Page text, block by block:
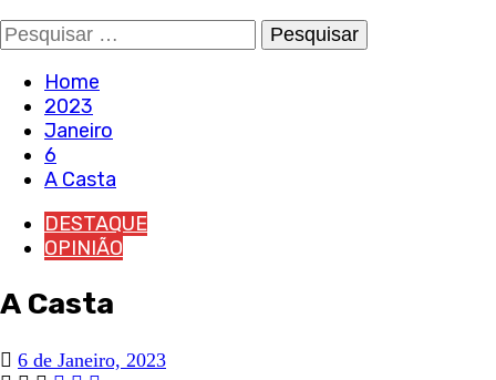
Pesquisar
por:
Home
2023
Janeiro
6
A Casta
DESTAQUE
OPINIÃO
A Casta
6 de Janeiro, 2023